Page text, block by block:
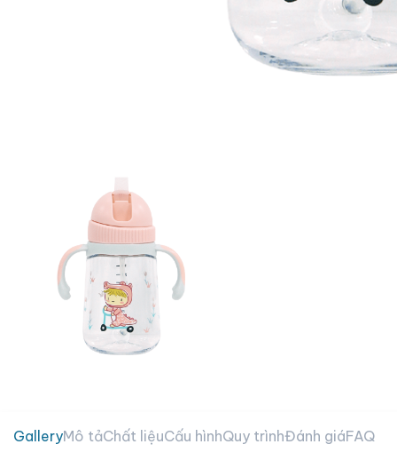
GalleryMô tảChất liệuCấu hìnhQuy trìnhĐánh giáFAQ